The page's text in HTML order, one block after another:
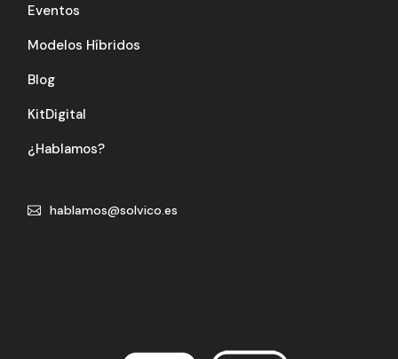
Eventos
Modelos Híbridos
Blog
KitDigital
¿Hablamos?
hablamos@solvico.es